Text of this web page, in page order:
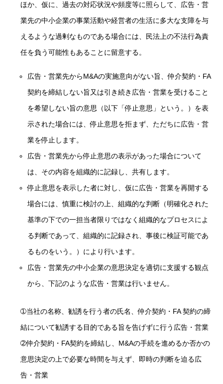
ほか、仮に、過去の対応状況や頻度等に照らして、広告・営
業先の中小企業の事業活動や経営者の生活に多大な支障を与
えるような過剰なものである場合には、民法上の不法行為責
任を負う可能性もあることに留意する。
広告・営業先からM&Aの実施意向がない旨、仲介契約・FA
契約を締結しない旨又は引き続き広告・営業を受けること
を希望しない旨の意思（以下「停止意思」という。）を表
示された場合には、停止意思を拒まず、ただちに広告・営
業を停止します。
広告・営業先から停止意思の表示があった場合について
は、その内容を組織的に記録し、共有します。
停止意思を表示した者に対し、仮に広告・営業を再開する
場合には、慎重に検討の上、組織的な判断（明確化された
基準の下での一担当者限りではなく組織的なプロセスによ
る判断であって、組織的に記録され、事後に検証可能であ
るものをいう。）により行います。
広告・営業先の中小企業の意思決定を適切に支援する観点
から、下記のような広告・営業は行いません。
➀当社の名称、勧誘を行う者の氏名、仲介契約・FA 契約の締
結について勧誘する目的である旨を告げずに行う広告・営業
➁仲介契約・FA契約を締結し、M&Aの手続を進めるか否かの
意思決定の上で必要な時間を与えず、即時の判断を迫る広
告・営業